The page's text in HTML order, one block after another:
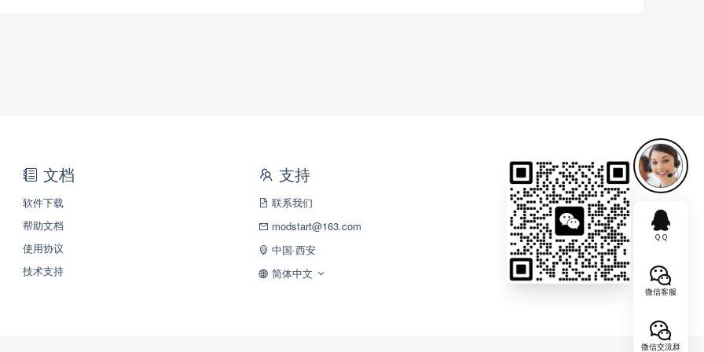
文档
软件下载
帮助文档
使用协议
技术支持
支持
联系我们
modstart@163.com
中国·西安
简体中文
ＱＱ
微信客服
微信交流群